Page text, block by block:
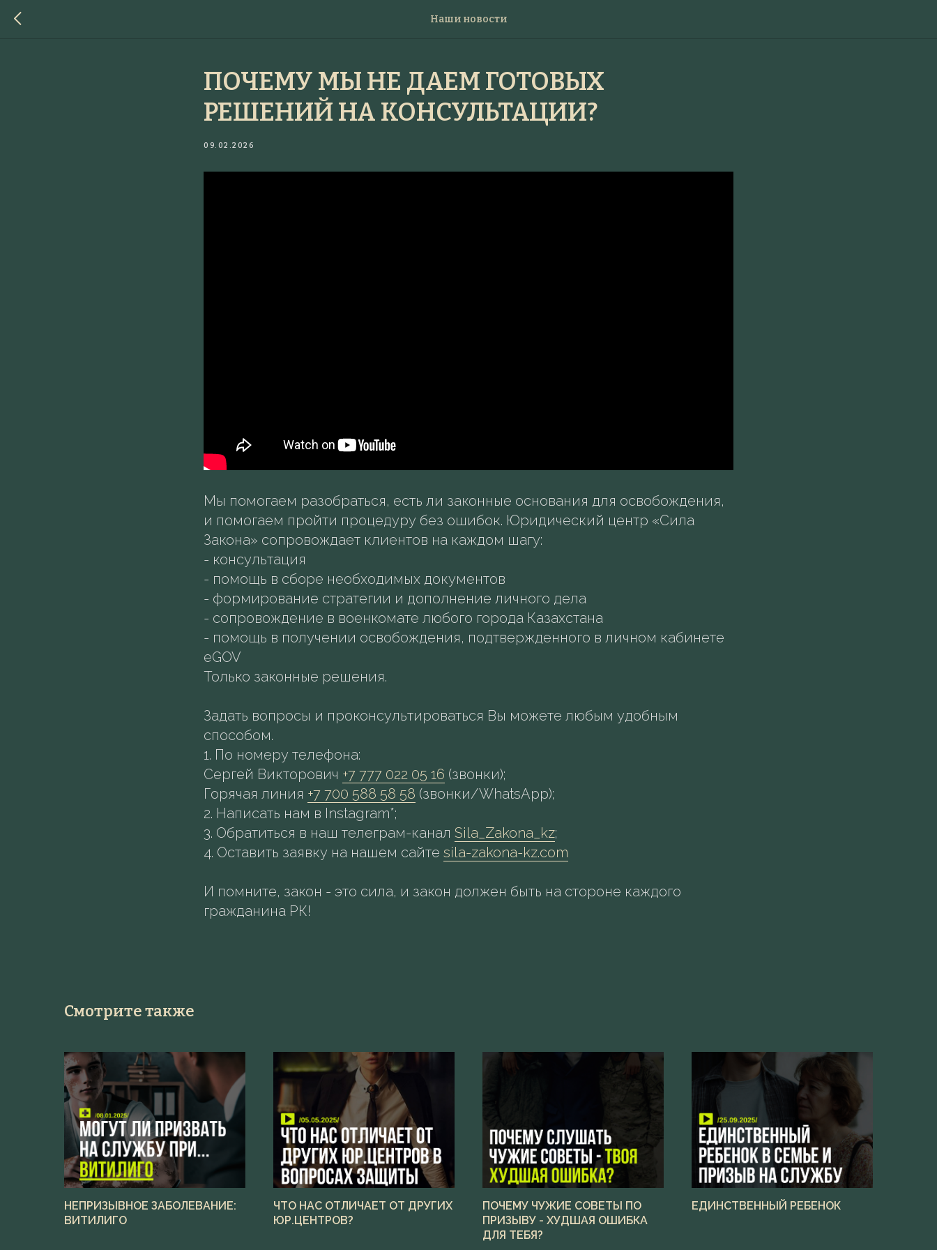
Наши новости
ПОЧЕМУ МЫ НЕ ДАЕМ ГОТОВЫХ
РЕШЕНИЙ НА КОНСУЛЬТАЦИИ?
09.02.2026
Мы помогаем разобраться, есть ли законные основания для освобождения,
и помогаем пройти процедуру без ошибок. Юридический центр «Сила
Закона» сопровождает клиентов на каждом шагу:
- консультация
- помощь в сборе необходимых документов
- формирование стратегии и дополнение личного дела
- сопровождение в военкомате любого города Казахстана
- помощь в получении освобождения, подтвержденного в личном кабинете
eGOV
Только законные решения.
Задать вопросы и проконсультироваться Вы можете любым удобным
способом.
1.⁠ ⁠По номеру телефона:
Сергей Викторович +7 777 022 05 16 (звонки);
Горячая линия +7 700 588 58 58 (звонки/WhatsApp);
2.⁠ ⁠Написать нам в Instagram*;
3.⁠ ⁠Обратиться в наш телеграм-канал Sila_Zakona_kz;
4.⁠ ⁠Оставить заявку на нашем сайте sila-zakona-kz.com
И помните, закон - это сила, и закон должен быть на стороне каждого
гражданина РК!
Смотрите также
НЕПРИЗЫВНОЕ ЗАБОЛЕВАНИЕ:
ВИТИЛИГО
ЧТО НАС ОТЛИЧАЕТ ОТ ДРУГИХ
ЮР.ЦЕНТРОВ?
ПОЧЕМУ ЧУЖИЕ СОВЕТЫ ПО
ПРИЗЫВУ - ХУДШАЯ ОШИБКА
ДЛЯ ТЕБЯ?
ЕДИНСТВЕННЫЙ РЕБЕНОК